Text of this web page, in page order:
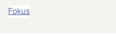
Fokus